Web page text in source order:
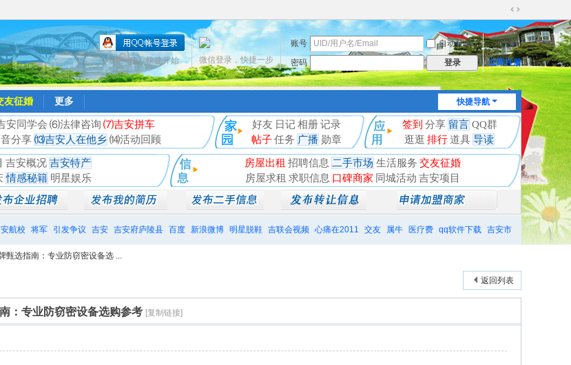
切
换
到
宽
版
账号 自动登录
找回密码
密码
登录 立即注册
微信登录，快捷一步
只需一步，快速开始
快捷导航
友征婚 更多
安同学会 ⑹法律咨询 ⑺吉安拼车
分享 ⒀吉安人在他乡 ⒁活动回顾
好友 日记相册记录
帖子任务 广播 勋章
签到 分享 留言 QQ群
逛逛 排行道具 导读
吉安概况 吉安特产
情感秘籍 明星娱乐
房屋出租 招聘信息 二手市场 生活服务 交友征婚
房屋求租 求职信息 口碑商家 同城活动 吉安项目
航校 将军 引发争议 吉安 吉安府庐陵县 百度 新浪微博 明星脱鞋 吉联会视频 心痛在2011 交友 属牛 医疗费 qq软件下载 吉安市
井冈山
甄选指南：专业防窃密设备选 ...
返回列表
：专业防窃密设备选购参考 [复制链接]